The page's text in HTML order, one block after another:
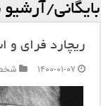
بایگانی/
ریچارد فرای و
۱۴۰۰-۰۱-۰۷